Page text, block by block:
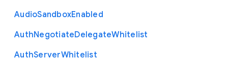
AudioSandboxEnabled
AuthNegotiateDelegateWhitelist
AuthServerWhitelist